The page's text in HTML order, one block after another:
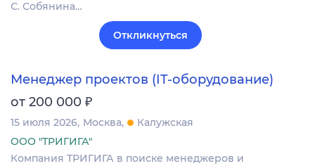
С. Собянина…
Откликнуться
Менеджер проектов (IT-оборудование)
от 200 000 ₽
15 июля 2026 Москва
Калужская
ООО "ТРИГИГА"
Компания ТРИГИГА в поиске менеджеров и